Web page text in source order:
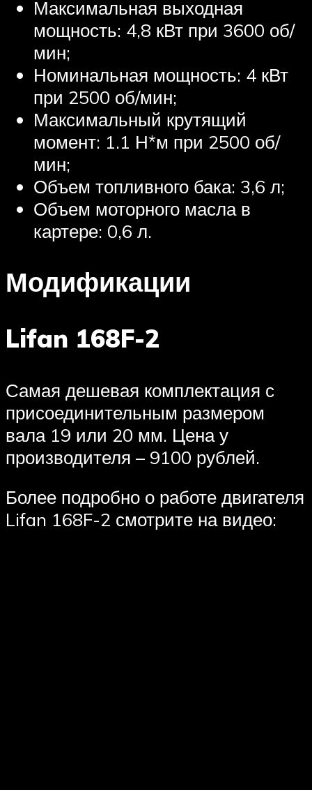
Максимальная выходная
мощность: 4,8 кВт при 3600 об/
мин;
Номинальная мощность: 4 кВт
при 2500 об/мин;
Максимальный крутящий
момент: 1.1 Н*м при 2500 об/
мин;
Объем топливного бака: 3,6 л;
Объем моторного масла в
картере: 0,6 л.
Модификации
Lifan 168F-2
Самая дешевая комплектация с
присоединительным размером
вала 19 или 20 мм. Цена у
производителя – 9100 рублей.
Более подробно о работе двигателя
Lifan 168F-2 смотрите на видео: